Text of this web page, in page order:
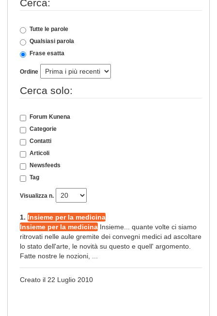
Cerca:
Tutte le parole
Qualsiasi parola
Frase esatta
Ordine
Cerca solo:
Forum Kunena
Categorie
Contatti
Articoli
Newsfeeds
Tag
Visualizza n.
1. Insieme per la medicina
Insieme per la medicina Insieme... quante volte ci siamo
ritrovati nelle aule gremite dei convegni medici ad ascoltare
lo stato dell'arte, le novità su questo e quell' argomento.
Fatte nostre le nozioni, ...
Creato il 22 Luglio 2010